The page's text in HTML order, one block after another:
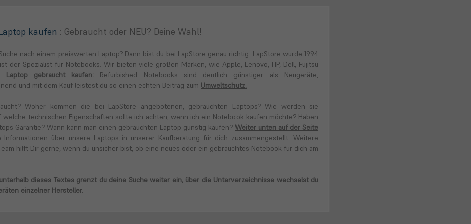
kaufen : Gebraucht oder NEU? Deine Wahl!
nach einem preiswerten Laptop? Dann bist du bei LapStore genau richtig. LapStore wurde 1994
der Spezialist für Notebooks. Wir bieten viele großen Marken, wie Apple, Lenovo, HP, Dell, Fujitsu
Laptop gebraucht kaufen: Refurbished Notebooks sind deutlich günstiger als Neugeräte,
und mit dem Kauf leistest du so einen echten Beitrag zum Umweltschutz.
neuem
Tab)
Woher kommen die bei LapStore angebotenen, gebrauchten Laptops? Wie werden sie
welche technischen Eigenschaften sollte ich achten, wenn ich ein Notebook kaufen möchte? Haben
Garantie? Wann kann man einen gebrauchten Laptop günstig kaufen? Weiter unten auf der Seite
über unsere Laptops in unserer Kaufberatung für dich zusammengestellt. Weitere
hilft Dir gerne, wenn du unsicher bist, ob eine neues oder ein gebrauchtes Notebook für dich am
dieses Textes grenzt du deine Suche weiter ein, über die Unterverzeichnisse wechselst du
einzelner Hersteller.